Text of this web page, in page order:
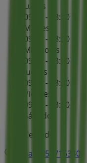
Lunes
09:00 - 13:30
Martes
09:00 - 13:30
Miércoles
09:00 - 13:30
Jueves
09:00 - 13:30
Viernes
09:00 - 13:30
Sábado
Cerrado
Mapa
956716340